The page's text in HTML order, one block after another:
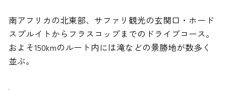
南アフリカの北東部、サファリ観光の玄関口・ホード
スプルイトからフラスコップまでのドライブコース。
およそ150kmのルート内には滝などの景勝地が数多く
並ぶ。